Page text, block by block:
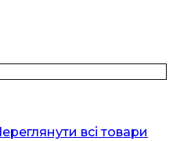
всі товари